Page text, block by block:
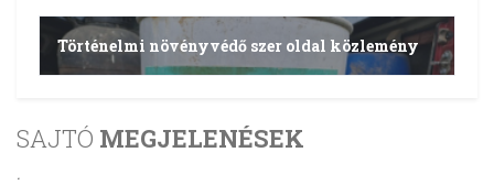
Történelmi növényvédő szer oldal közlemény
SAJTÓ MEGJELENÉSEK
.